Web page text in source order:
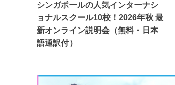
シンガポールの人気インターナシ
ョナルスクール10校！2026年秋 最
新オンライン説明会（無料・日本
語通訳付）